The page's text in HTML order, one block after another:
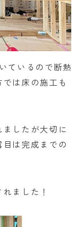
ているので断熱
は床の施工も
したが大切に
は完成までの
ました！